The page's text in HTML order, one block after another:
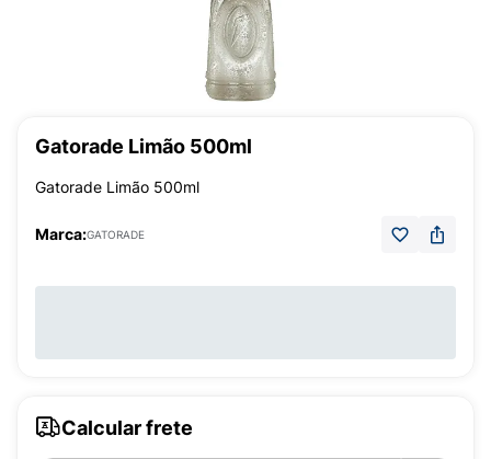
Gatorade Limão 500ml
Gatorade Limão 500ml
Marca:GATORADE
Calcular frete